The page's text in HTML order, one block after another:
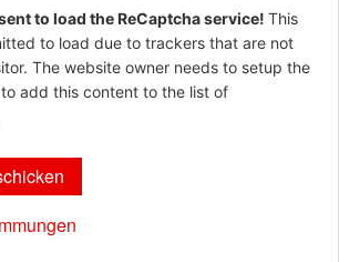
to load the ReCaptcha service! This
to load due to trackers that are not
The website owner needs to setup the
add this content to the list of